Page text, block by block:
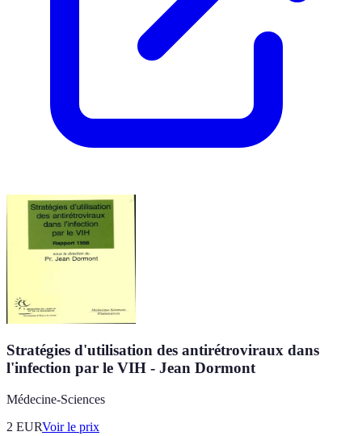
Stratégies d'utilisation des antirétroviraux dans
l'infection par le VIH - Jean Dormont
Médecine-Sciences
2 EURVoir le prix